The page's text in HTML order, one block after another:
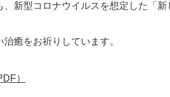
新型コロナウイルスを想定した「
癒をお祈りしています。
）